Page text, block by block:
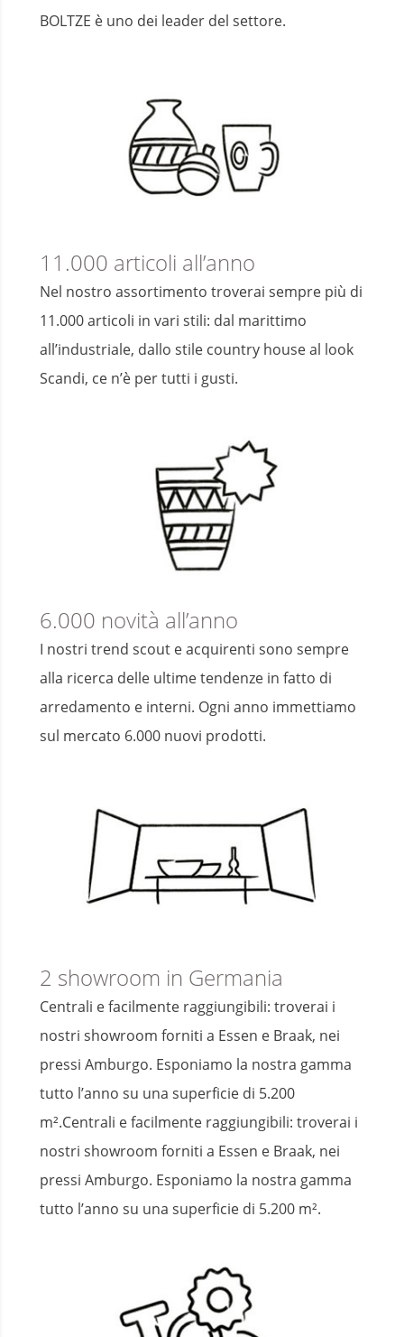
BOLTZE è uno dei leader del settore.
11.000 articoli all’anno
Nel nostro assortimento troverai sempre più di
11.000 articoli in vari stili: dal marittimo
all’industriale, dallo stile country house al look
Scandi, ce n’è per tutti i gusti.
6.000 novità all’anno
I nostri trend scout e acquirenti sono sempre
alla ricerca delle ultime tendenze in fatto di
arredamento e interni. Ogni anno immettiamo
sul mercato 6.000 nuovi prodotti.
2 showroom in Germania
Centrali e facilmente raggiungibili: troverai i
nostri showroom forniti a Essen e Braak, nei
pressi Amburgo. Esponiamo la nostra gamma
tutto l’anno su una superficie di 5.200
m².Centrali e facilmente raggiungibili: troverai i
nostri showroom forniti a Essen e Braak, nei
pressi Amburgo. Esponiamo la nostra gamma
tutto l’anno su una superficie di 5.200 m².